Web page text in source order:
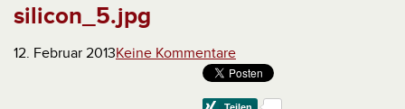
silicon_5.jpg
12. Februar 2013Keine Kommentare